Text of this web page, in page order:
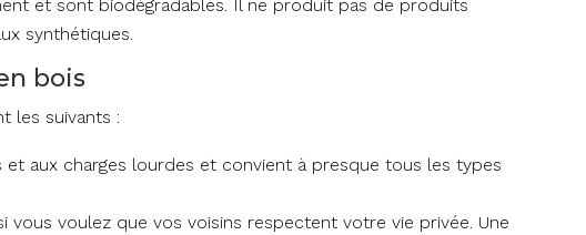
et sont biodégradables. Il ne produit pas de produits
synthétiques.
bois
les suivants :
aux charges lourdes et convient à presque tous les types
voulez que vos voisins respectent votre vie privée. Une